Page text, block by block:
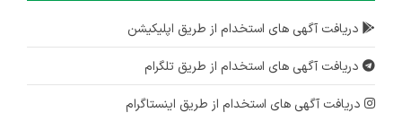
دریافت آگهی های استخدام از طریق اپلیکیشن
دریافت آگهی های استخدام از طریق تلگرام
دریافت آگهی های استخدام از طریق اینستاگرام